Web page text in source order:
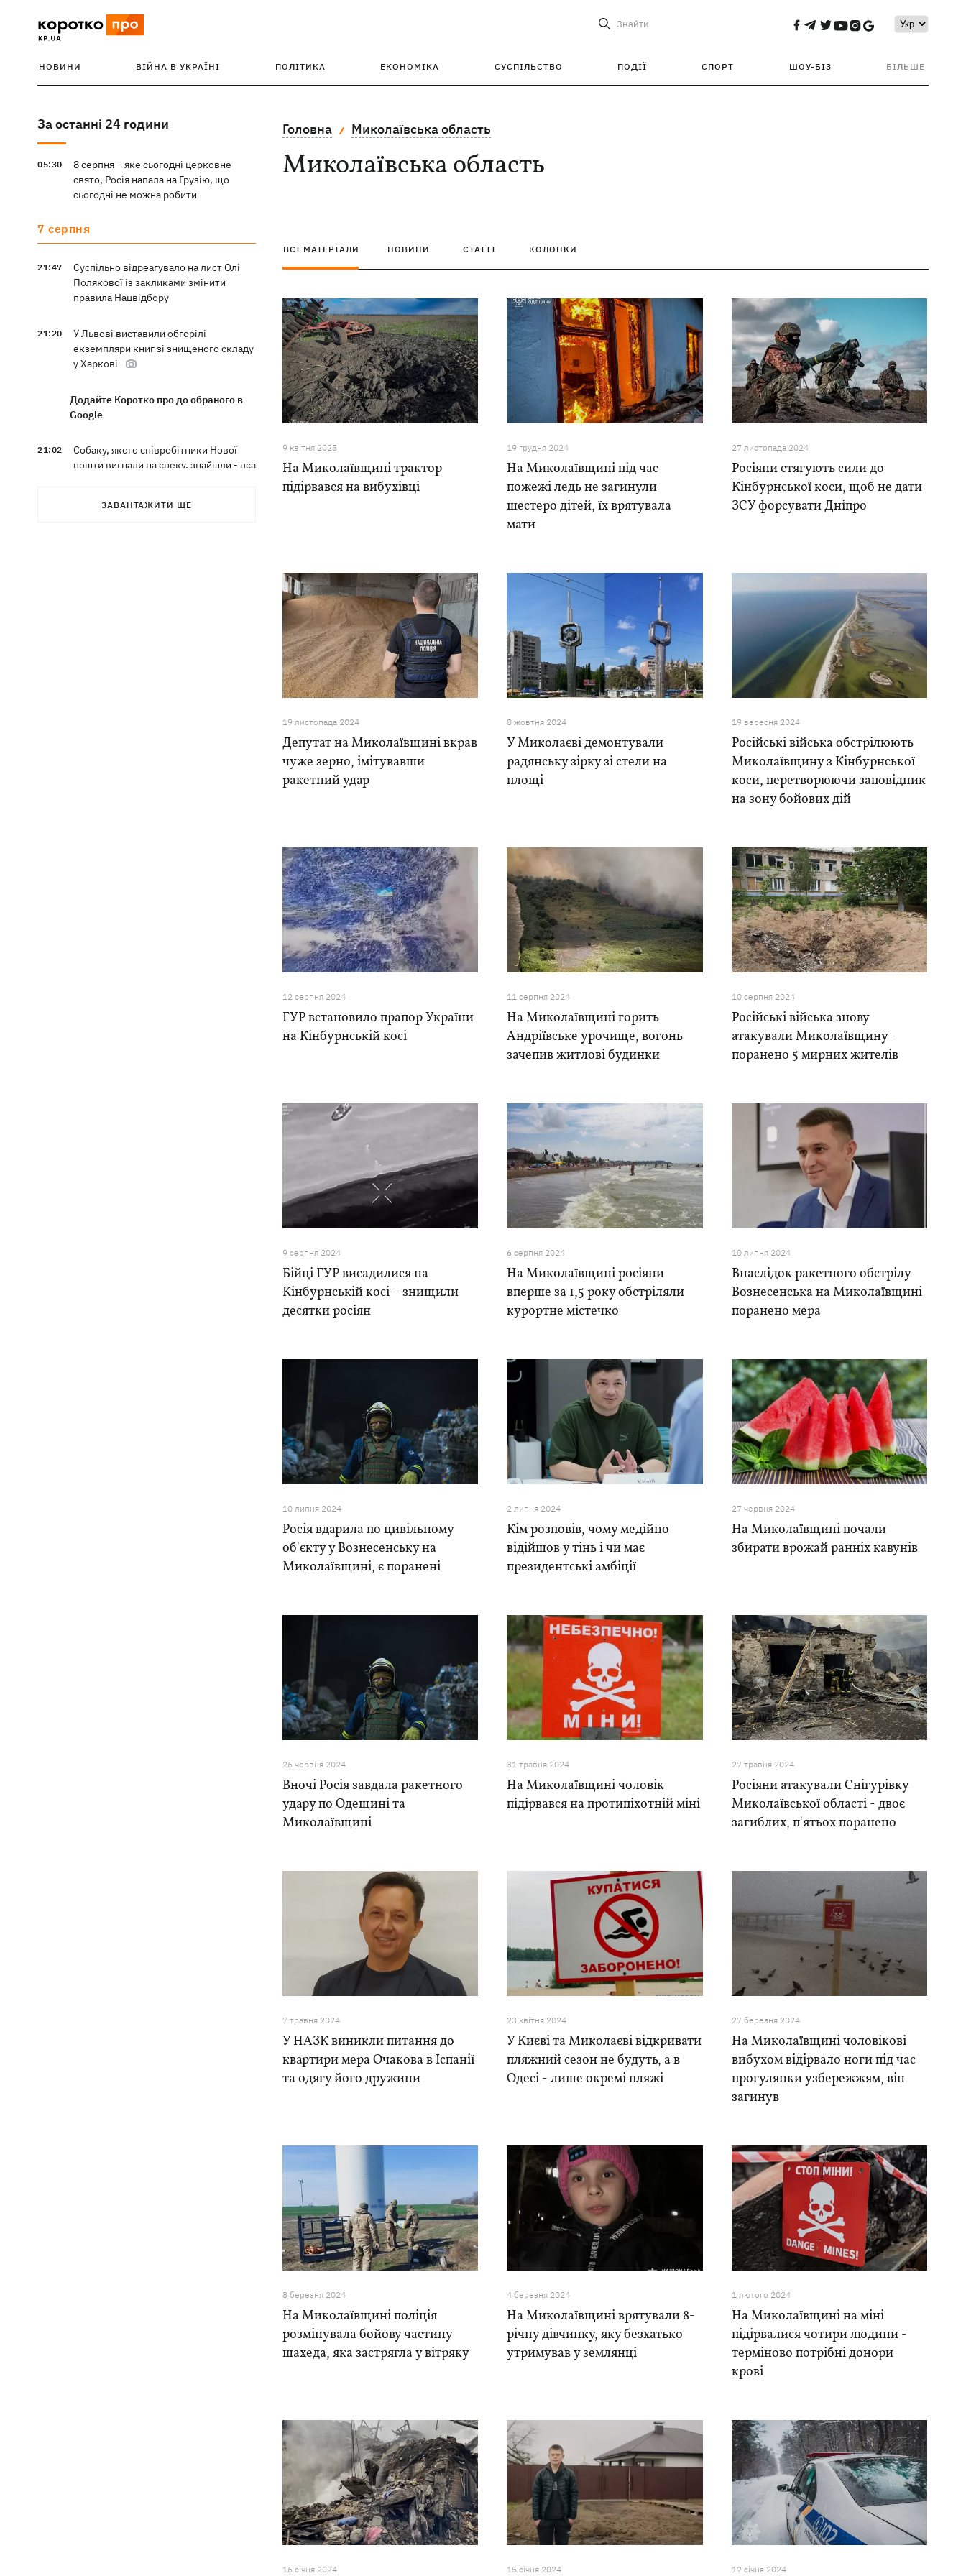
Знайти
НОВИНИ ВІЙНА В УКРАЇНІ ПОЛІТИКА ЕКОНОМІКА СУСПІЛЬСТВО ПОДІЇ СПОРТ ШОУ-БІЗ БІЛЬШЕ
За останні 24 години
05:30
8 серпня – яке сьогодні церковне
свято, Росія напала на Грузію, що
сьогодні не можна робити
7 серпня
21:47
Суспільно відреагувало на лист Олі
Полякової із закликами змінити
правила Нацвідбору
21:20
У Львові виставили обгорілі
екземпляри книг зі знищеного складу
у Харкові
Додайте Коротко про до обраного в
Google
21:02
Собаку, якого співробітники Нової
пошти вигнали на спеку, знайшли - пса
ЗАВАНТАЖИТИ ЩЕ
Головна Миколаївська область
Миколаївська область
ВСІ МАТЕРІАЛИ НОВИНИ СТАТТІ КОЛОНКИ
9 квiтня 2025
На Миколаївщині трактор
підірвався на вибухівці
19 грудня 2024
На Миколаївщині під час
пожежі ледь не загинули
шестеро дітей, їх врятувала
мати
27 листопада 2024
Росіяни стягують сили до
Кінбурнської коси, щоб не дати
ЗСУ форсувати Дніпро
19 листопада 2024
Депутат на Миколаївщині вкрав
чуже зерно, імітувавши
ракетний удар
8 жовтня 2024
У Миколаєві демонтували
радянську зірку зі стели на
площі
19 вересня 2024
Російські війська обстрілюють
Миколаївщину з Кінбурнської
коси, перетворюючи заповідник
на зону бойових дій
12 серпня 2024
ГУР встановило прапор України
на Кінбурнській косі
11 серпня 2024
На Миколаївщині горить
Андріївське урочище, вогонь
зачепив житлові будинки
10 серпня 2024
Російські війська знову
атакували Миколаївщину -
поранено 5 мирних жителів
9 серпня 2024
Бійці ГУР висадилися на
Кінбурнській косі – знищили
десятки росіян
6 серпня 2024
На Миколаївщині росіяни
вперше за 1,5 року обстріляли
курортне містечко
10 липня 2024
Внаслідок ракетного обстрілу
Вознесенська на Миколаївщині
поранено мера
10 липня 2024
Росія вдарила по цивільному
об'єкту у Вознесенську на
Миколаївщині, є поранені
2 липня 2024
Кім розповів, чому медійно
відійшов у тінь і чи має
президентські амбіції
27 червня 2024
На Миколаївщині почали
збирати врожай ранніх кавунів
26 червня 2024
Вночі Росія завдала ракетного
удару по Одещині та
Миколаївщині
31 травня 2024
На Миколаївщині чоловік
підірвався на протипіхотній міні
27 травня 2024
Росіяни атакували Снігурівку
Миколаївської області - двоє
загиблих, п'ятьох поранено
7 травня 2024
У НАЗК виникли питання до
квартири мера Очакова в Іспанії
та одягу його дружини
23 квiтня 2024
У Києві та Миколаєві відкривати
пляжний сезон не будуть, а в
Одесі - лише окремі пляжі
27 березня 2024
На Миколаївщині чоловікові
вибухом відірвало ноги під час
прогулянки узбережжям, він
загинув
8 березня 2024
На Миколаївщині поліція
розмінувала бойову частину
шахеда, яка застрягла у вітряку
4 березня 2024
На Миколаївщині врятували 8-
річну дівчинку, яку безхатько
утримував у землянці
1 лютого 2024
На Миколаївщині на міні
підірвалися чотири людини -
терміново потрібні донори
крові
16 сiчня 2024 15 сiчня 2024 12 сiчня 2024